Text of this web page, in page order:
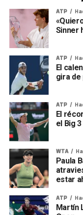
ATP
Sinner
ATP
El
gira de
ATP
El
el Big
WTA
Paula
estar
ATP
Martín